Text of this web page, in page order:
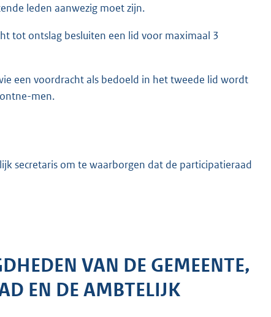
leden aanwezig moet zijn.
tot ontslag besluiten een lid voor maximaal 3
een voordracht als bedoeld in het tweede lid wordt
men.
secretaris om te waarborgen dat de participatieraad
VAN DE GEMEENTE,
EN DE AMBTELIJK